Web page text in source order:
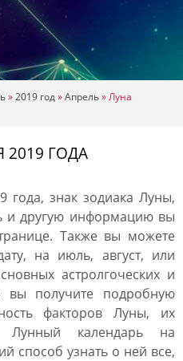
»2019 год»Апрель»Луна
2019 ГОДА
года, знак зодиака Луны,
и другую информацию вы
Также вы можете
на июль, август, или
астролгоческих и
вы получите подробную
факторов Луны, их
Лунный календарь на
способ узнать о ней все,